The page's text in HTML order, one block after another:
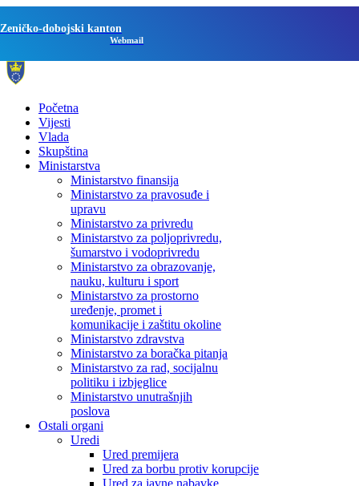
Zeničko-dobojski kanton
Webmail
Početna
Vijesti
Vlada
Skupština
Ministarstva
Ministarstvo finansija
Ministarstvo za pravosuđe i
upravu
Ministarstvo za privredu
Ministarstvo za poljoprivredu,
šumarstvo i vodoprivredu
Ministarstvo za obrazovanje,
nauku, kulturu i sport
Ministarstvo za prostorno
uređenje, promet i
komunikacije i zaštitu okoline
Ministarstvo zdravstva
Ministarstvo za boračka pitanja
Ministarstvo za rad, socijalnu
politiku i izbjeglice
Ministarstvo unutrašnjih
poslova
Ostali organi
Uredi
Ured premijera
Ured za borbu protiv korupcije
Ured za javne nabavke